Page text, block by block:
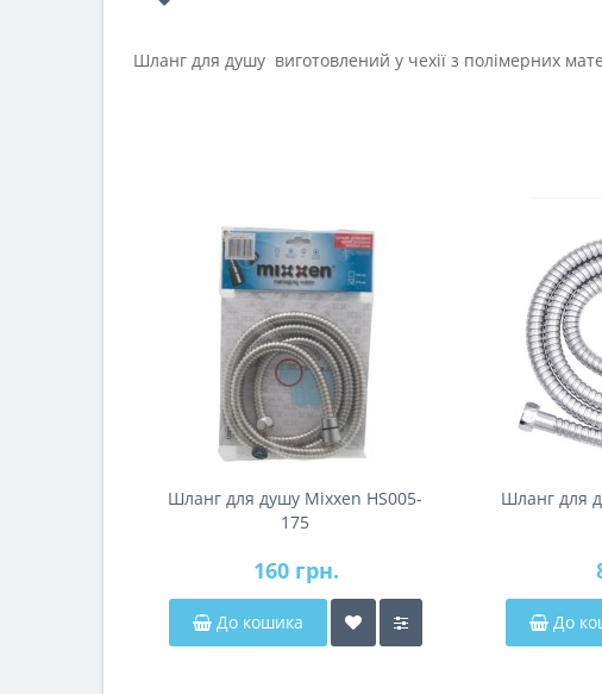
Шланг для душу виготовлений у чехії з полімерних
Шланг для душу Mixxen HS005-
175
160 грн.
До кошика
Шланг для
До